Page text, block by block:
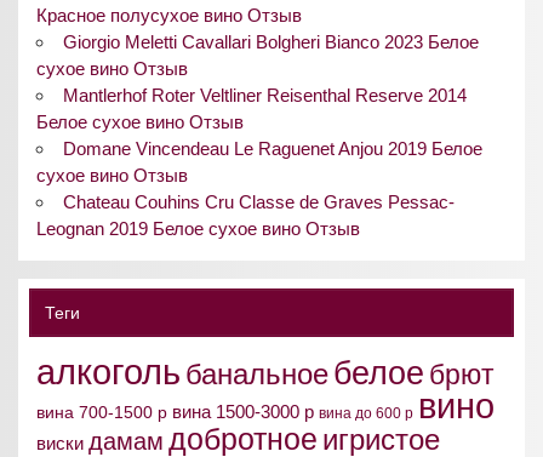
Красное полусухое вино Отзыв
Giorgio Meletti Cavallari Bolgheri Bianco 2023 Белое
сухое вино Отзыв
Mantlerhof Roter Veltliner Reisenthal Reserve 2014
Белое сухое вино Отзыв
Domane Vincendeau Le Raguenet Anjou 2019 Белое
сухое вино Отзыв
Chateau Couhins Cru Classe de Graves Pessac-
Leognan 2019 Белое сухое вино Отзыв
Теги
алкоголь банальноебелое брют
вина 700-1500 р вина 1500-3000 р вина до 600 р вино
виски дамам добротное игристое